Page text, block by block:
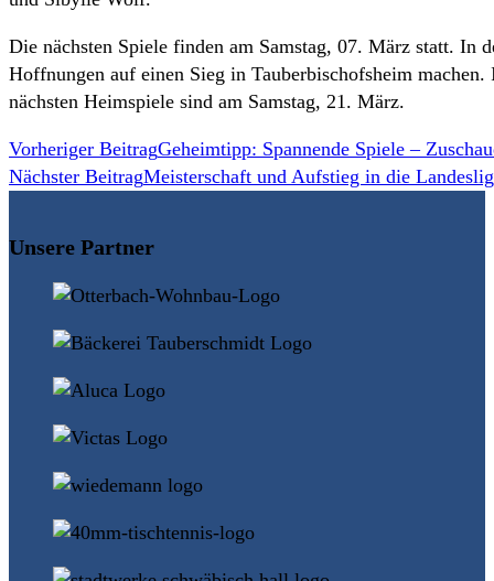
Die nächsten Spiele finden am Samstag, 07. März statt. In
Hoffnungen auf einen Sieg in Tauberbischofsheim
nächsten Heimspiele sind am Samstag, 21. März.
Weitere
Artikel
Vorheriger BeitragGeheimtipp: Spannende Spiele –
Nächster BeitragMeisterschaft und Aufstieg in die
Unsere Partner